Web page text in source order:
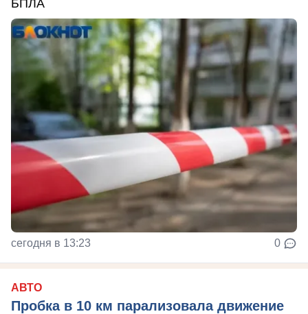
БПЛА
сегодня в 13:23 0
АВТО
Пробка в 10 км парализовала движение